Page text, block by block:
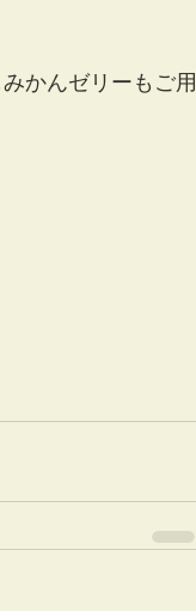
かんゼリーもご用